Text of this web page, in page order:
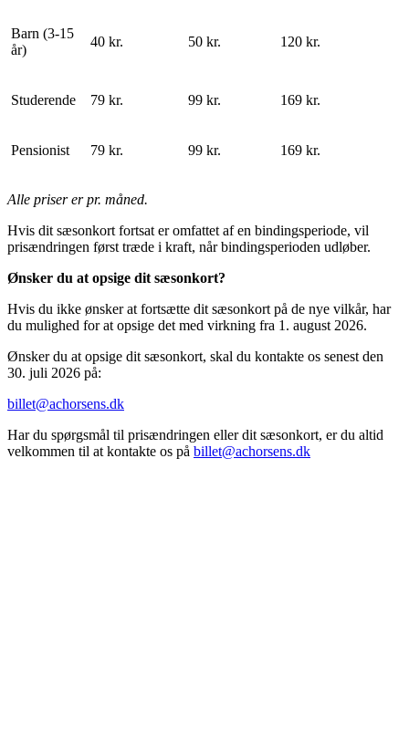
Barn (3-15
år)
40 kr. 50 kr. 120 kr.
Studerende 79 kr. 99 kr. 169 kr.
Pensionist 79 kr. 99 kr. 169 kr.
Alle priser er pr. måned.
Hvis dit sæsonkort fortsat er omfattet af en bindingsperiode, vil
prisændringen først træde i kraft, når bindingsperioden udløber.
Ønsker du at opsige dit sæsonkort?
Hvis du ikke ønsker at fortsætte dit sæsonkort på de nye vilkår, har
du mulighed for at opsige det med virkning fra 1. august 2026.
Ønsker du at opsige dit sæsonkort, skal du kontakte os senest den
30. juli 2026 på:
billet@achorsens.dk
Har du spørgsmål til prisændringen eller dit sæsonkort, er du altid
velkommen til at kontakte os på billet@achorsens.dk